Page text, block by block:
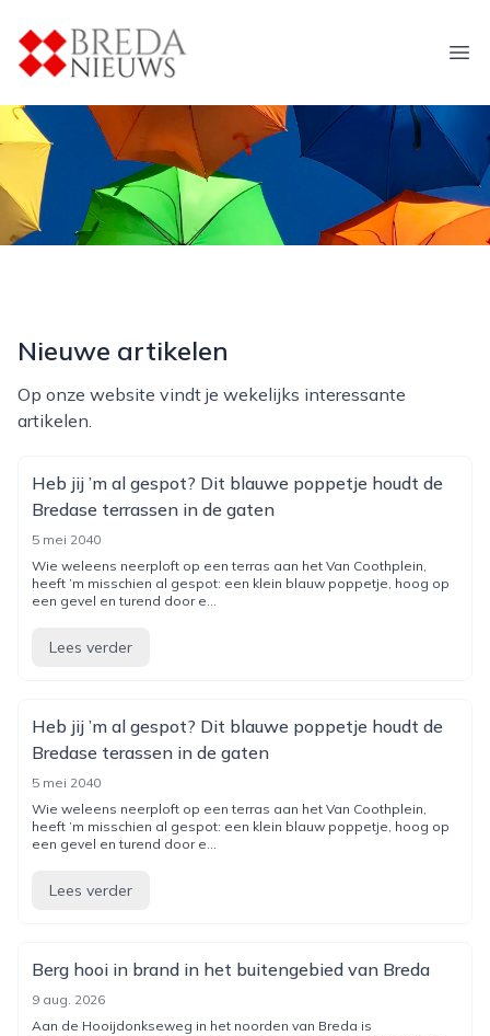
breda-nieuws.nl
Nieuwe artikelen
Op onze website vindt je wekelijks interessante
artikelen.
Heb jij ’m al gespot? Dit blauwe poppetje houdt de
Bredase terrassen in de gaten
5 mei 2040
Wie weleens neerploft op een terras aan het Van Coothplein,
heeft ’m misschien al gespot: een klein blauw poppetje, hoog op
een gevel en turend door e...
Lees verder
Heb jij ’m al gespot? Dit blauwe poppetje houdt de
Bredase terassen in de gaten
5 mei 2040
Wie weleens neerploft op een terras aan het Van Coothplein,
heeft ’m misschien al gespot: een klein blauw poppetje, hoog op
een gevel en turend door e...
Lees verder
Berg hooi in brand in het buitengebied van Breda
9 aug. 2026
Aan de Hooijdonkseweg in het noorden van Breda is